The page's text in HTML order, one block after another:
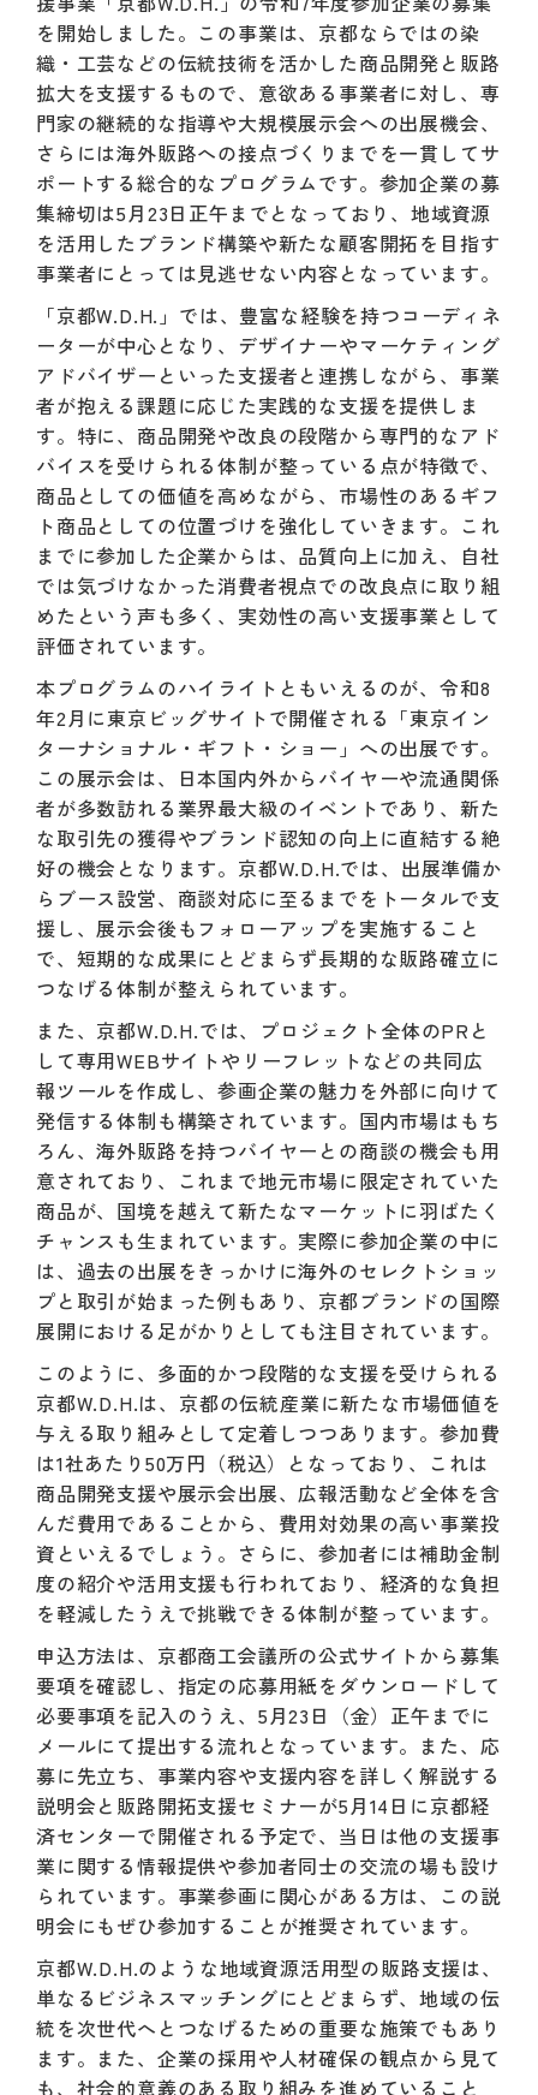
を開始しました。この事業は、京都ならではの染
織・工芸などの伝統技術を活かした商品開発と販路
拡大を支援するもので、意欲ある事業者に対し、専
門家の継続的な指導や大規模展示会への出展機会、
さらには海外販路への接点づくりまでを一貫してサ
ポートする総合的なプログラムです。参加企業の募
集締切は5月23日正午までとなっており、地域資源
を活用したブランド構築や新たな顧客開拓を目指す
事業者にとっては見逃せない内容となっています。
「京都W.D.H.」では、豊富な経験を持つコーディネ
ーターが中心となり、デザイナーやマーケティング
アドバイザーといった支援者と連携しながら、事業
者が抱える課題に応じた実践的な支援を提供しま
す。特に、商品開発や改良の段階から専門的なアド
バイスを受けられる体制が整っている点が特徴で、
商品としての価値を高めながら、市場性のあるギフ
ト商品としての位置づけを強化していきます。これ
までに参加した企業からは、品質向上に加え、自社
では気づけなかった消費者視点での改良点に取り組
めたという声も多く、実効性の高い支援事業として
評価されています。
本プログラムのハイライトともいえるのが、令和8
年2月に東京ビッグサイトで開催される「東京イン
ターナショナル・ギフト・ショー」への出展です。
この展示会は、日本国内外からバイヤーや流通関係
者が多数訪れる業界最大級のイベントであり、新た
な取引先の獲得やブランド認知の向上に直結する絶
好の機会となります。京都W.D.H.では、出展準備か
らブース設営、商談対応に至るまでをトータルで支
援し、展示会後もフォローアップを実施すること
で、短期的な成果にとどまらず長期的な販路確立に
つなげる体制が整えられています。
また、京都W.D.H.では、プロジェクト全体のPRと
して専用WEBサイトやリーフレットなどの共同広
報ツールを作成し、参画企業の魅力を外部に向けて
発信する体制も構築されています。国内市場はもち
ろん、海外販路を持つバイヤーとの商談の機会も用
意されており、これまで地元市場に限定されていた
商品が、国境を越えて新たなマーケットに羽ばたく
チャンスも生まれています。実際に参加企業の中に
は、過去の出展をきっかけに海外のセレクトショッ
プと取引が始まった例もあり、京都ブランドの国際
展開における足がかりとしても注目されています。
このように、多面的かつ段階的な支援を受けられる
京都W.D.H.は、京都の伝統産業に新たな市場価値を
与える取り組みとして定着しつつあります。参加費
は1社あたり50万円（税込）となっており、これは
商品開発支援や展示会出展、広報活動など全体を含
んだ費用であることから、費用対効果の高い事業投
資といえるでしょう。さらに、参加者には補助金制
度の紹介や活用支援も行われており、経済的な負担
を軽減したうえで挑戦できる体制が整っています。
申込方法は、京都商工会議所の公式サイトから募集
要項を確認し、指定の応募用紙をダウンロードして
必要事項を記入のうえ、5月23日（金）正午までに
メールにて提出する流れとなっています。また、応
募に先立ち、事業内容や支援内容を詳しく解説する
説明会と販路開拓支援セミナーが5月14日に京都経
済センターで開催される予定で、当日は他の支援事
業に関する情報提供や参加者同士の交流の場も設け
られています。事業参画に関心がある方は、この説
明会にもぜひ参加することが推奨されています。
京都W.D.H.のような地域資源活用型の販路支援は、
単なるビジネスマッチングにとどまらず、地域の伝
統を次世代へとつなげるための重要な施策でもあり
ます。また、企業の採用や人材確保の観点から見て
も、社会的意義のある取り組みを進めていること